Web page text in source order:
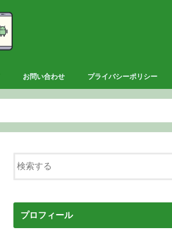
お問い合わせ プライバシーポリシー
プロフィール